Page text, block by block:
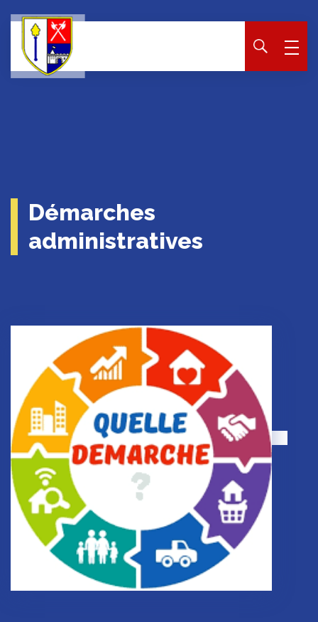
Démarches
administratives